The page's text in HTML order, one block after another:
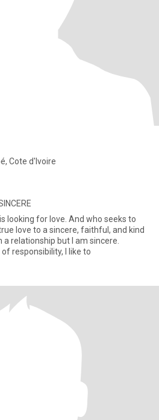
Cote d'Ivoire
looking for love. And who seeks to
love to a sincere, faithful, and kind
relationship but I am sincere.
responsibility, I like to